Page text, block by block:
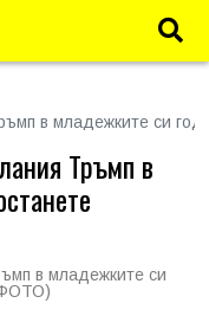
в младежките си
Тръмп в